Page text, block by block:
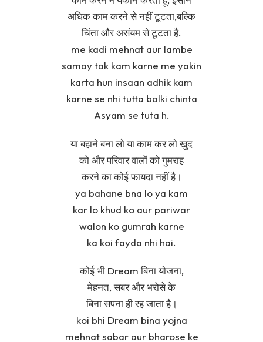
अधिक काम करने से नहीं टूटता,बल्कि
चिंता और असंयम से टूटता है.
me kadi mehnat aur lambe
samay tak kam karne me yakin
karta hun insaan adhik kam
karne se nhi tutta balki chinta
Asyam se tuta h.
या बहाने बना लो या काम कर लो खुद
को और परिवार वालों को गुमराह
करने का कोई फायदा नहीं है।
ya bahane bna lo ya kam
kar lo khud ko aur pariwar
walon ko gumrah karne
ka koi fayda nhi hai.
कोई भी Dream बिना योजना,
मेहनत, सबर और भरोसे के
बिना सपना ही रह जाता है।
koi bhi Dream bina yojna
mehnat sabar aur bharose ke